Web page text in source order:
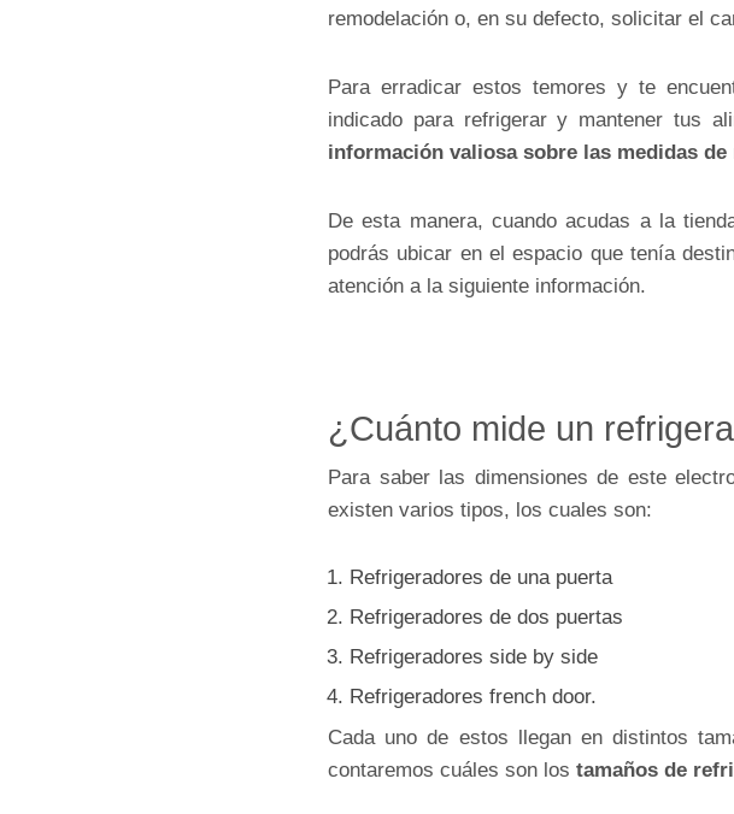
remodelación o, en su defecto, solicitar el
Para erradicar estos temores y te
indicado para refrigerar y mantener tus
información valiosa sobre las medidas
De esta manera, cuando acudas a la
podrás ubicar en el espacio que tenía
atención a la siguiente información.
¿Cuánto mide un
Para saber las dimensiones de este
existen varios tipos, los cuales son:
Refrigeradores de una puerta
Refrigeradores de dos puertas
Refrigeradores side by side
Refrigeradores french door.
Cada uno de estos llegan en distintos
contaremos cuáles son los tamaños de